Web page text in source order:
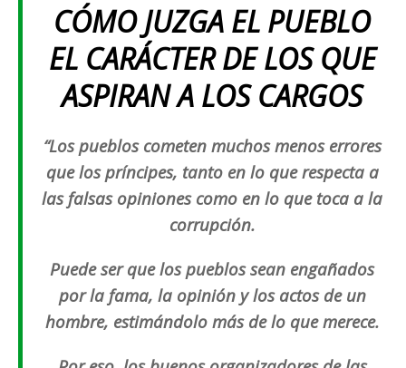
CÓMO JUZGA EL PUEBLO
EL CARÁCTER DE LOS QUE
ASPIRAN A LOS CARGOS
“Los pueblos cometen muchos menos errores
que los príncipes, tanto en lo que respecta a
las falsas opiniones como en lo que toca a la
corrupción.
Puede ser que los pueblos sean engañados
por la fama, la opinión y los actos de un
hombre, estimándolo más de lo que merece.